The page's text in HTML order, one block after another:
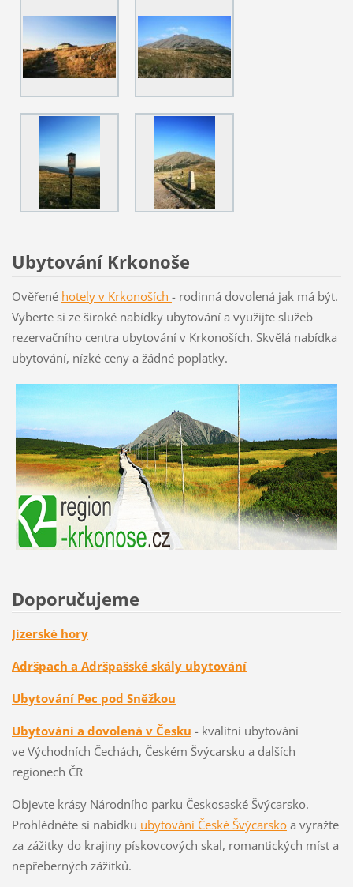
Ubytování Krkonoše
Ověřené hotely v Krkonoších - rodinná dovolená jak má být.
Vyberte si ze široké nabídky ubytování a využijte služeb
rezervačního centra ubytování v Krkonoších. Skvělá nabídka
ubytování, nízké ceny a žádné poplatky.
Doporučujeme
Jizerské hory
Adršpach a Adršpašské skály ubytování
Ubytování Pec pod Sněžkou
Ubytování a dovolená v Česku - kvalitní ubytování
ve Východních Čechách, Českém Švýcarsku a dalších
regionech ČR
Objevte krásy Národního parku Českosaské Švýcarsko.
Prohlédněte si nabídku ubytování České Švýcarskoa vyražte
za zážitky do krajiny pískovcových skal, romantických míst a
nepřeberných zážitků.